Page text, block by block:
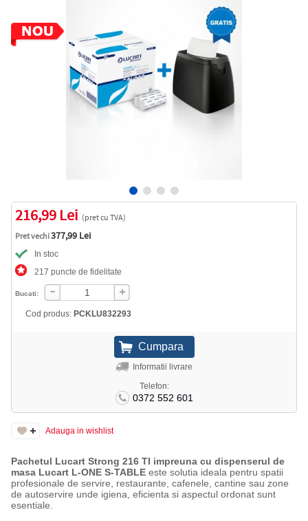
216,99 Lei (pret cu TVA)
Pret vechi377,99 Lei
In stoc
217 puncte de fidelitate
Bucati:
Cod produs: PCKLU832293
Informatii livrare
Telefon:
0372 552 601
Adauga in wishlist
Pachetul Lucart Strong 216 TI impreuna cu dispenserul de
masa Lucart L-ONE S-TABLEeste solutia ideala pentru spatii
profesionale de servire, restaurante, cafenele, cantine sau zone
de autoservire unde igiena, eficienta si aspectul ordonat sunt
esentiale.